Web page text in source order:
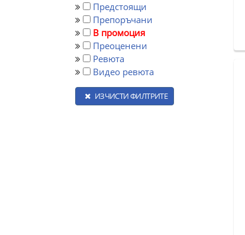
Предстоящи
Препоръчани
В промоция
Преоценени
Ревюта
Видео ревюта
ИЗЧИСТИ ФИЛТРИТЕ